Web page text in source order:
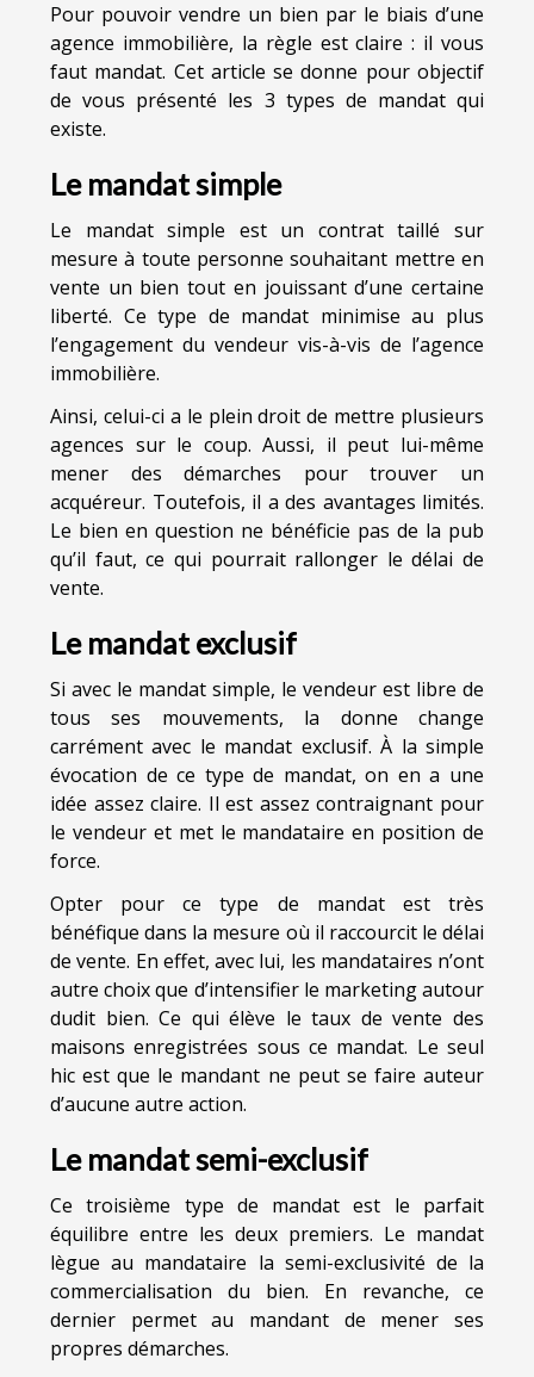
Pour pouvoir vendre un bien par le biais d’une
agence immobilière, la règle est claire : il vous
faut mandat. Cet article se donne pour objectif
de vous présenté les 3 types de mandat qui
existe.
Le mandat simple
Le mandat simple est un contrat taillé sur
mesure à toute personne souhaitant mettre en
vente un bien tout en jouissant d’une certaine
liberté. Ce type de mandat minimise au plus
l’engagement du vendeur vis-à-vis de l’agence
immobilière.
Ainsi, celui-ci a le plein droit de mettre plusieurs
agences sur le coup. Aussi, il peut lui-même
mener des démarches pour trouver un
acquéreur. Toutefois, il a des avantages limités.
Le bien en question ne bénéficie pas de la pub
qu’il faut, ce qui pourrait rallonger le délai de
vente.
Le mandat exclusif
Si avec le mandat simple, le vendeur est libre de
tous ses mouvements, la donne change
carrément avec le mandat exclusif. À la simple
évocation de ce type de mandat, on en a une
idée assez claire. Il est assez contraignant pour
le vendeur et met le mandataire en position de
force.
Opter pour ce type de mandat est très
bénéfique dans la mesure où il raccourcit le délai
de vente. En effet, avec lui, les mandataires n’ont
autre choix que d’intensifier le marketing autour
dudit bien. Ce qui élève le taux de vente des
maisons enregistrées sous ce mandat. Le seul
hic est que le mandant ne peut se faire auteur
d’aucune autre action.
Le mandat semi-exclusif
Ce troisième type de mandat est le parfait
équilibre entre les deux premiers. Le mandat
lègue au mandataire la semi-exclusivité de la
commercialisation du bien. En revanche, ce
dernier permet au mandant de mener ses
propres démarches.